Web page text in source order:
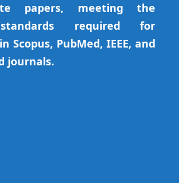
papers, meeting the
required for
Scopus, PubMed, IEEE, and
journals.